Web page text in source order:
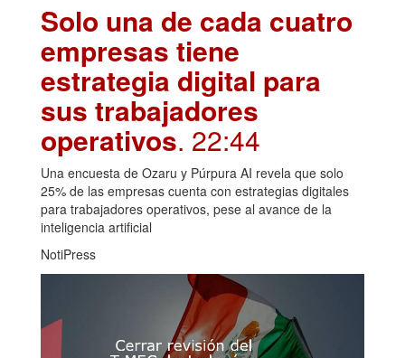
Solo una de cada cuatro
empresas tiene
estrategia digital para
sus trabajadores
operativos. 22:44
Una encuesta de Ozaru y Púrpura AI revela que solo
25% de las empresas cuenta con estrategias digitales
para trabajadores operativos, pese al avance de la
inteligencia artificial
NotiPress